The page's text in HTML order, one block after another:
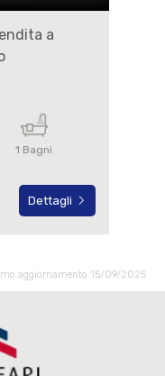
a
1 Bagni
Dettagli
aggiornamento 15/09/2025